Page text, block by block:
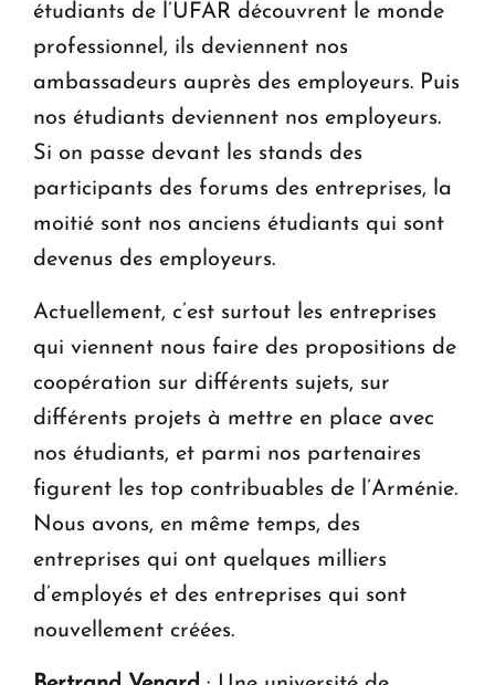
étudiants de l’UFAR découvrent le monde
professionnel, ils deviennent nos
ambassadeurs auprès des employeurs. Puis
nos étudiants deviennent nos employeurs.
Si on passe devant les stands des
participants des forums des entreprises, la
moitié sont nos anciens étudiants qui sont
devenus des employeurs.
Actuellement, c’est surtout les entreprises
qui viennent nous faire des propositions de
coopération sur différents sujets, sur
différents projets à mettre en place avec
nos étudiants, et parmi nos partenaires
figurent les top contribuables de l’Arménie.
Nous avons, en même temps, des
entreprises qui ont quelques milliers
d’employés et des entreprises qui sont
nouvellement créées.